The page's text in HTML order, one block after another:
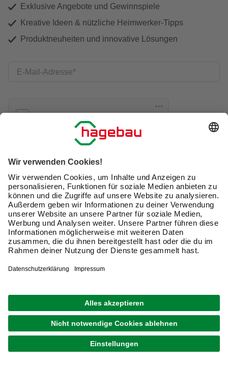
Exklusive Angebote und Gewinnspiele
Kreative Ideen & nützliche Heimwerker-Tipps
Produktneuheiten und innovative Lösungen
E-Mail-Adresse
bin mit der Nutzung meiner personenbezogenen
Daten durch hagebau, die E-Mail-Werbung, die
Analyse meines E-Mail-Umgangs sowie die
Zusammenführung und Analyse meiner Kaufdaten,
Coupons und Kartenvorteile umfasst, einverstanden.
Mein Einverständnis kann ich jederzeit widerrufen.
Nach Bestätigung meines Einverständnisses erhalte
ich einen10 € Willkommensgutschein
JETZT ANMELDEN